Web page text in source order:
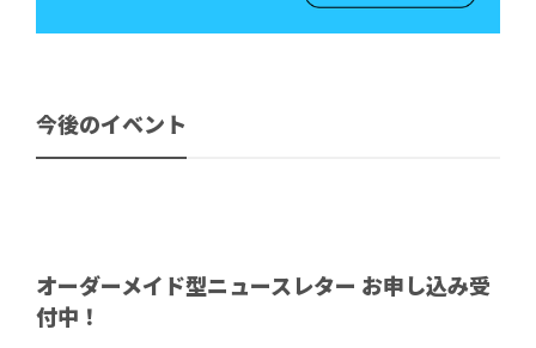
今後のイベント
オーダーメイド型ニュースレター お申し込み受
付中！